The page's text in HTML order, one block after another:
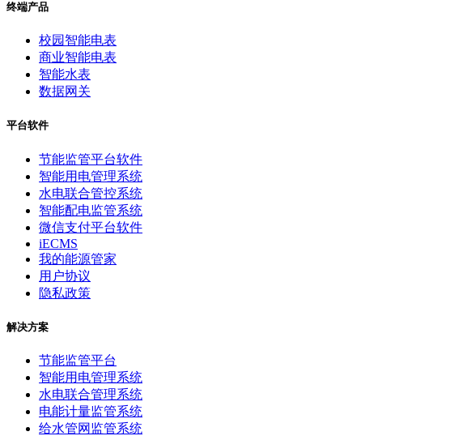
终端产品
校园智能电表
商业智能电表
智能水表
数据网关
平台软件
节能监管平台软件
智能用电管理系统
水电联合管控系统
智能配电监管系统
微信支付平台软件
iECMS
我的能源管家
用户协议
隐私政策
解决方案
节能监管平台
智能用电管理系统
水电联合管理系统
电能计量监管系统
给水管网监管系统